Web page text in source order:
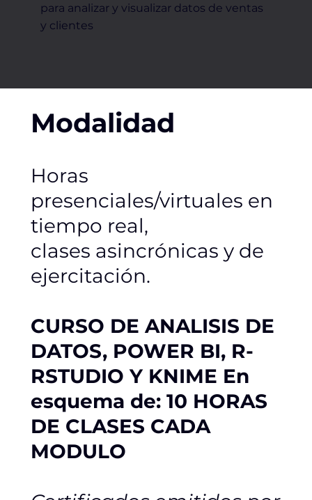
para analizar y visualizar datos de ventas
y clientes
Modalidad
Horas
presenciales/virtuales en
tiempo real,
clases asincrónicas y de
ejercitación.
CURSO DE ANALISIS DE
DATOS, POWER BI, R-
RSTUDIO Y KNIME En
esquema de: 10 HORAS
DE CLASES CADA
MODULO